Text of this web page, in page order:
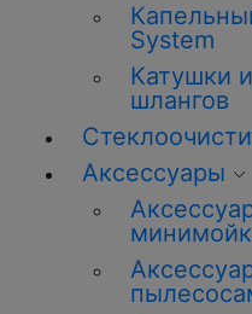
System
Катушки
шлангов
Аксессуары